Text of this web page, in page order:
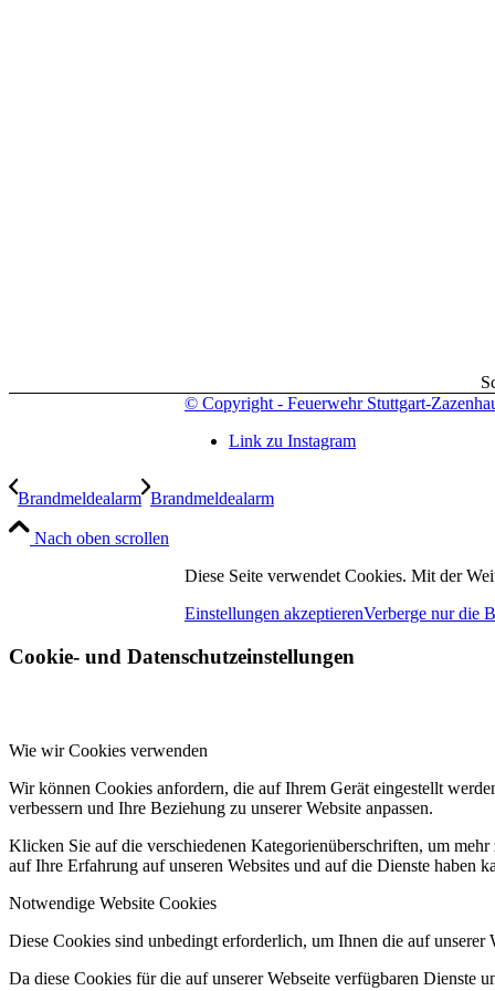
© Copyright - Feuerwehr Stuttgart-
Link zu Instagram
Brandmeldealarm Brandmeldealarm
Nach oben scrollen
Diese Seite verwendet Cookies. Mit der
Einstellungen akzeptierenVerberge nur die
Cookie- und Datenschutzeinstellungen
Wie wir Cookies verwenden
Wir können Cookies anfordern, die auf Ihrem Gerät eingestellt
verbessern und Ihre Beziehung zu unserer Website anpassen.
Klicken Sie auf die verschiedenen Kategorienüberschriften, um
auf Ihre Erfahrung auf unseren Websites und auf die Dienste haben
Notwendige Website Cookies
Diese Cookies sind unbedingt erforderlich, um Ihnen die auf
Da diese Cookies für die auf unserer Webseite verfügbaren